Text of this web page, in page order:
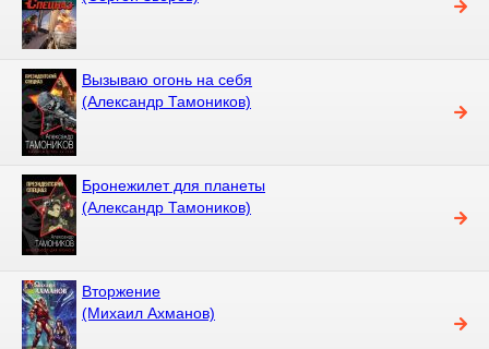
Вызываю огонь на себя
(Александр Тамоников)
Бронежилет для планеты
(Александр Тамоников)
Вторжение
(Михаил Ахманов)